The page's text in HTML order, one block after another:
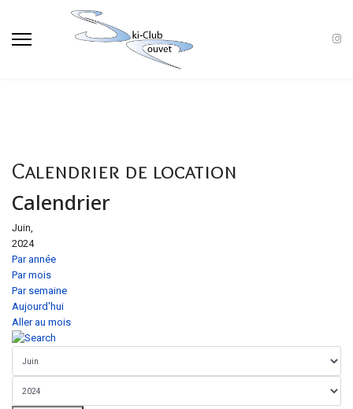
Calendrier de location
Calendrier
Juin,
2024
Par année
Par mois
Par semaine
Aujourd'hui
Aller au mois